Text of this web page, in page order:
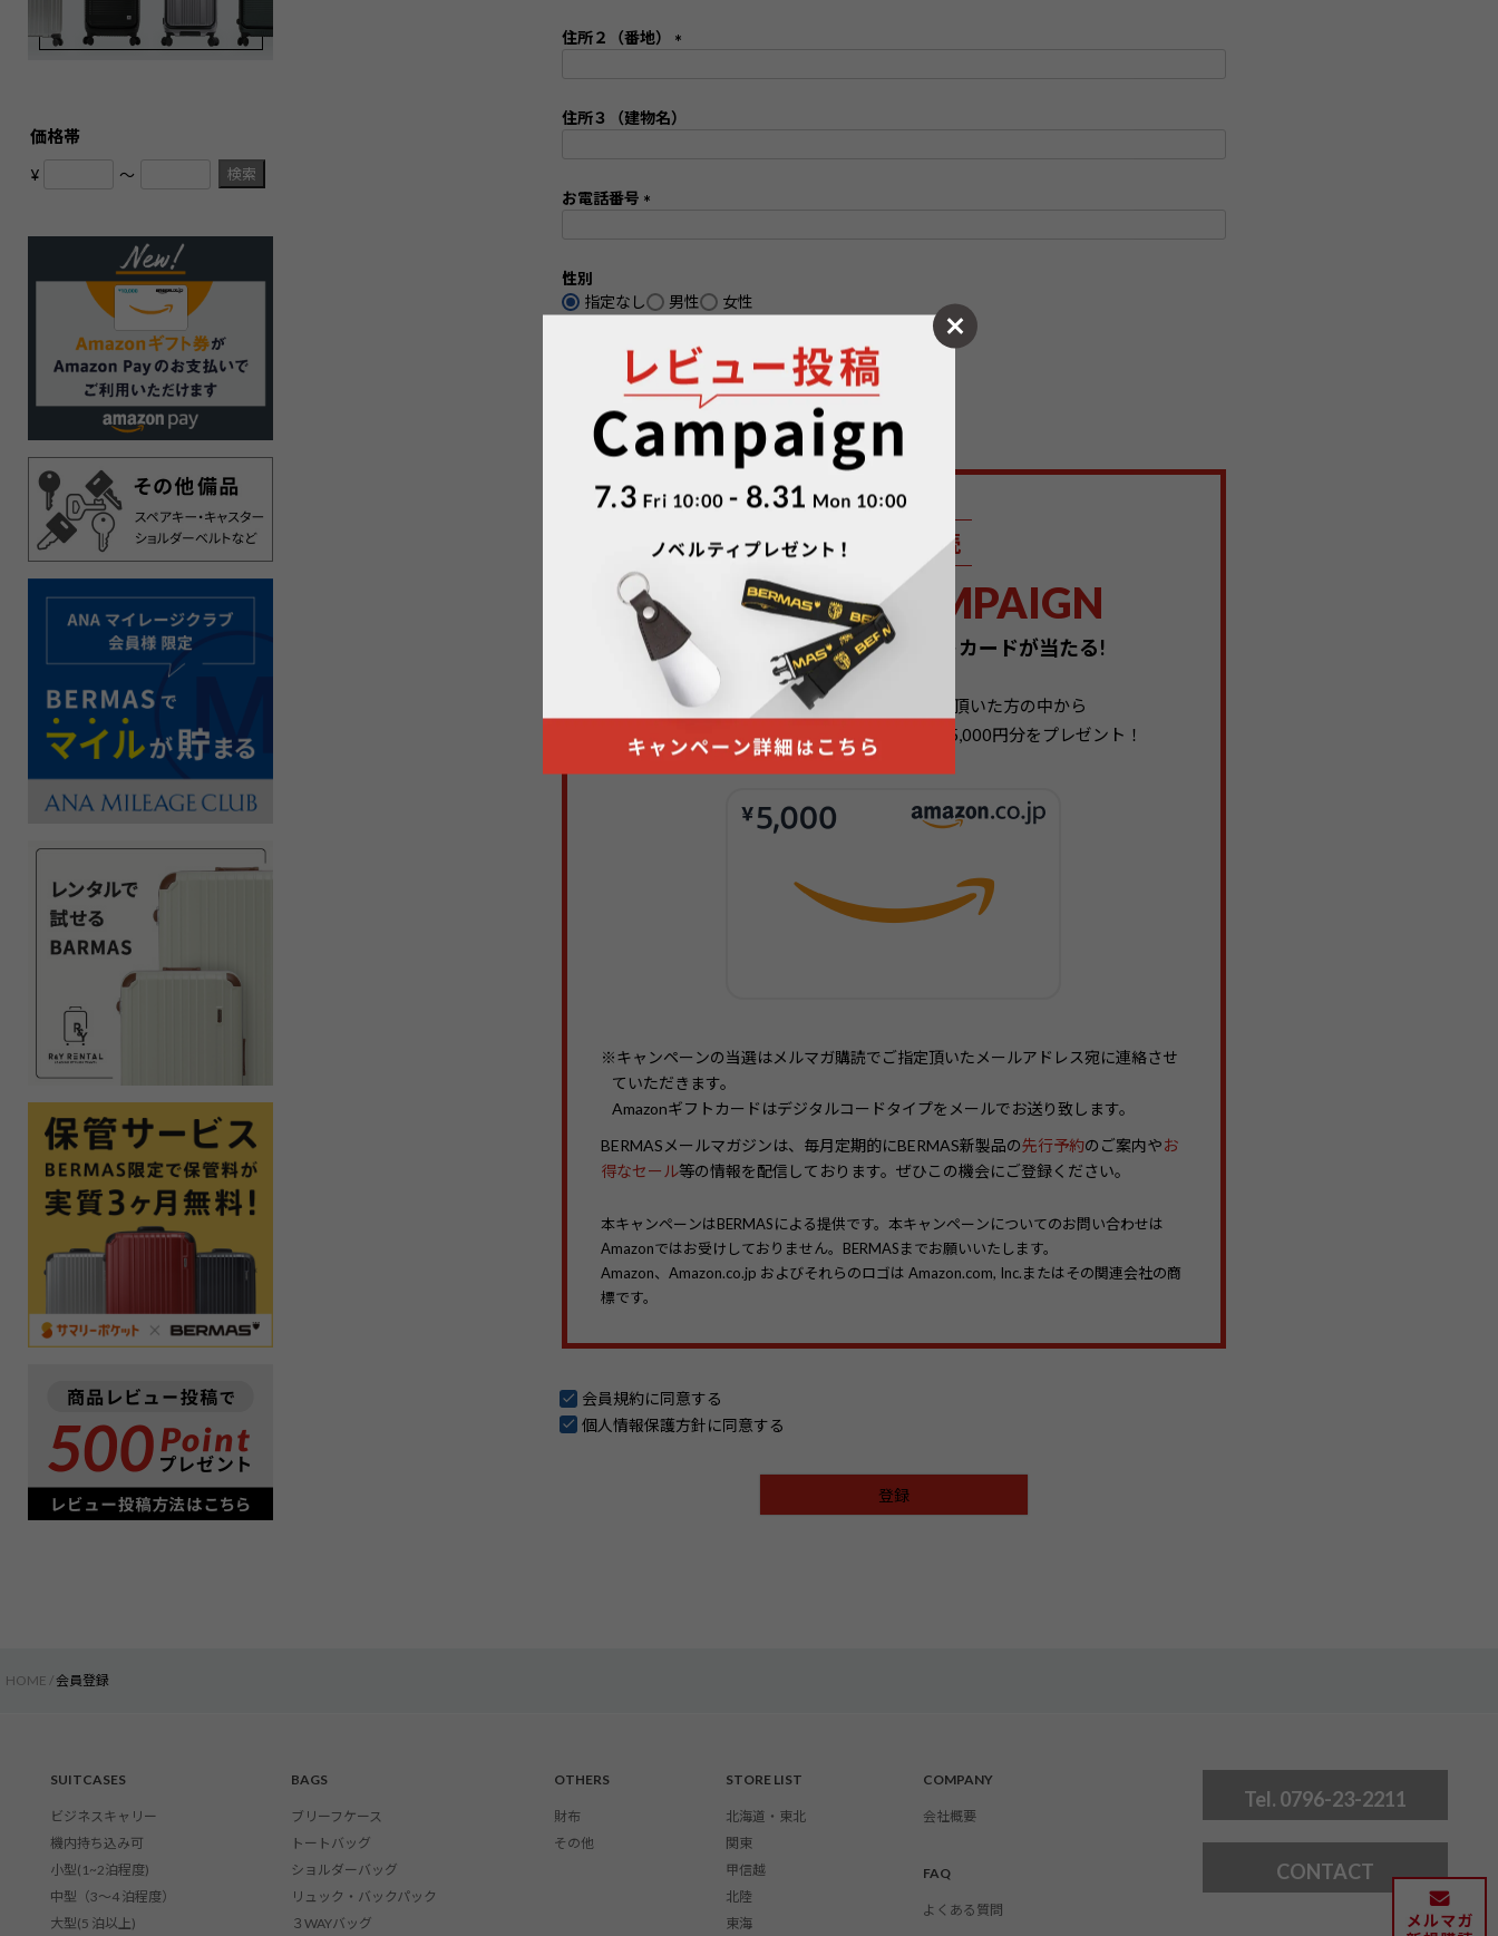
価格帯
¥ 〜 検索
住所２（番地）
須
住所３（建物名）
お電話番号
)
性別
指定なし
男性 女性
メールマガジンの購読
須
可 否
メルマガ購読
PRESENT CAMPAIGN
メルマガ購読でAmazonギフトカードが当たる!
新たにメールマガジン登録をして頂いた方の中から
抽選で毎月1名様にAmazonギフトカード5,000円分をプレゼント！
※キャンペーンの当選はメルマガ購読でご指定頂いたメールアドレス宛に連絡させ
ていただきます。
Amazonギフトカードはデジタルコードタイプをメールでお送り致します。
BERMASメールマガジンは、毎月定期的にBERMAS新製品の先行予約のご案内やお
得なセール等の情報を配信しております。ぜひこの機会にご登録ください。
本キャンペーンはBERMASによる提供です。本キャンペーンについてのお問い合わせは
Amazonではお受けしておりません。BERMASまでお願いいたします。
Amazon、Amazon.co.jp およびそれらのロゴは Amazon.com, Inc.またはその関連会社の商
標です。
会員規約に同意する
個人情報保護方針に同意する
登録
HOME 会員登録
SUITCASES
ビジネスキャリー
機内持ち込み可
小型(1~2泊程度)
中型（3〜4 泊程度）
大型(5 泊以上)
BAGS
ブリーフケース
トートバッグ
ショルダーバッグ
リュック・バックパック
３WAYバッグ
OTHERS
財布
その他
STORE LIST
北海道・東北
関東
甲信越
北陸
東海
COMPANY
会社概要
FAQ
よくある質問
Tel. 0796-23-2211
CONTACT